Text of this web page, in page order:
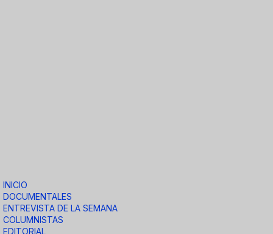
INICIO
DOCUMENTALES
ENTREVISTA DE LA SEMANA
COLUMNISTAS
EDITORIAL